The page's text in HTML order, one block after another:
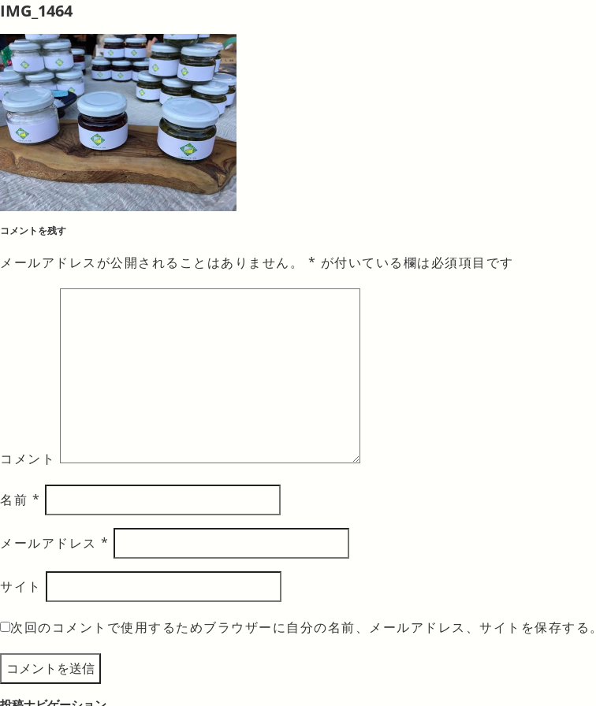
IMG_1464
コメントを残す
メールアドレスが公開されることはありません。 * が付いている欄は必須項目です
コメント
名前 *
メールアドレス *
サイト
次回のコメントで使用するためブラウザーに自分の名前、メールアドレス、サイトを保存する。